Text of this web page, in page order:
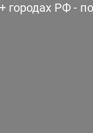
городах РФ -